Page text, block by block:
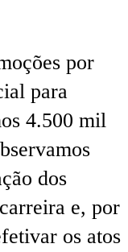
por
para
4.500 mil
dos
e, por
os atos